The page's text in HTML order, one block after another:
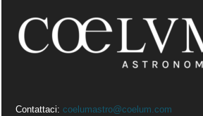
Contattaci: coelumastro@coelum.com